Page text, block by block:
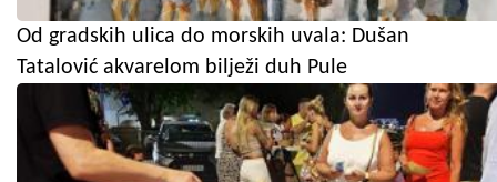
Od gradskih ulica do morskih uvala: Dušan
Tatalović akvarelom bilježi duh Pule